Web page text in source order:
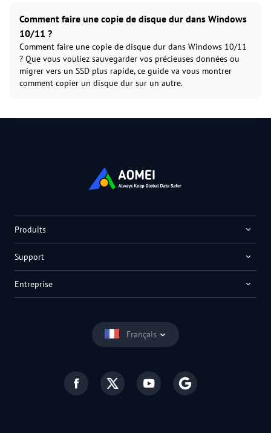
Comment faire une copie de disque dur dans Windows
10/11 ?
Comment faire une copie de disque dur dans Windows 10/11
? Que vous vouliez sauvegarder vos précieuses données ou
migrer vers un SSD plus rapide, ce guide va vous montrer
comment copier un disque dur sur un autre.
Français
Produits
Support
Entreprise